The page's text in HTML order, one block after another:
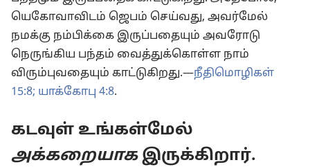
யெகோவாவிடம் ஜெபம் செய்வது, அவர்மேல்
நமக்கு நம்பிக்கை இருப்பதையும் அவரோடு
நெருங்கிய பந்தம் வைத்துக்கொள்ள நாம்
விரும்புவதையும் காட்டுகிறது.—நீதிமொழிகள்
15:8; யாக்கோபு 4:8.
கடவுள் உங்கள்மேல்
அக்கறையாகஇருக்கிறார்.